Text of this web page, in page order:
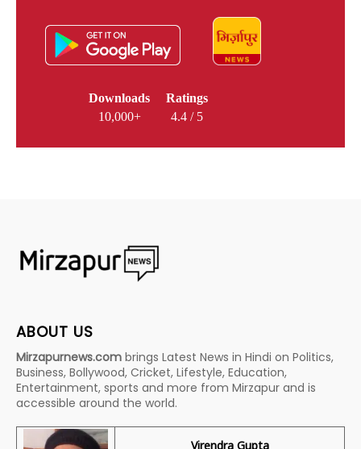
Downloads
10,000+
Ratings
4.4 / 5
ABOUT US
Mirzapurnews.com brings Latest News in Hindi on Politics,
Business, Bollywood, Cricket, Lifestyle, Education,
Entertainment, sports and more from Mirzapur and is
accessible around the world.
Virendra Gupta